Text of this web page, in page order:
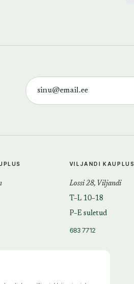
VILJANDI KAUPLUS
Lossi 28, Viljandi
T–L 10–18
P–E suletud
683 7712